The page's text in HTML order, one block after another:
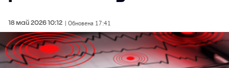
18 май 2026 10:12 | Обновена 17:41